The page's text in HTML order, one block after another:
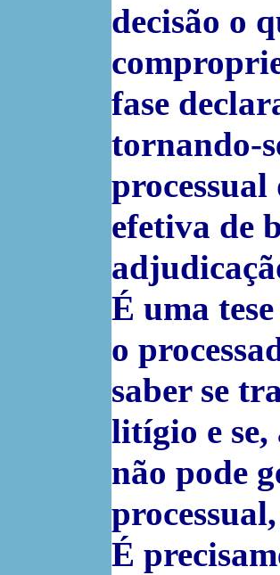
decisão o
fase
tornando-
efetiva de
É uma
o
saber se
litígio e se,
não pode
É